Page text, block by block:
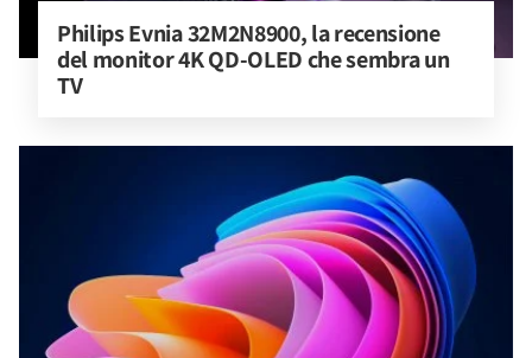
Philips Evnia 32M2N8900, la recensione
del monitor 4K QD-OLED che sembra un
TV